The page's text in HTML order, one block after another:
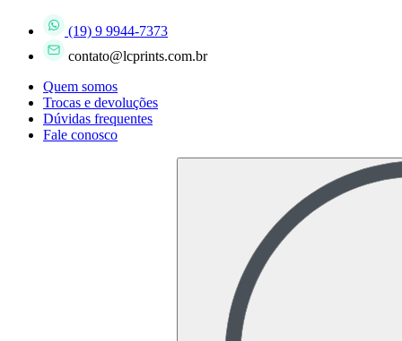
(19) 9 9944-7373
contato@lcprints.com.br
Quem somos
Trocas e devoluções
Dúvidas frequentes
Fale conosco